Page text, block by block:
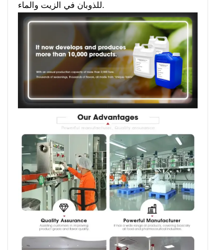
للذوبان في الزيت والماء.